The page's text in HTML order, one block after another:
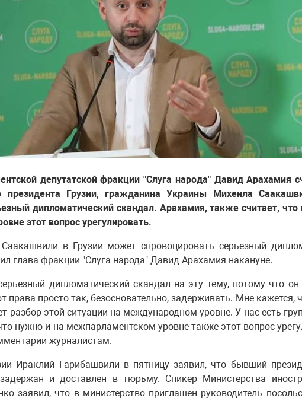
депутатской фракции "Слуга народа" Давид Арахамия
президента Грузии, гражданина Украины Михеила
дипломатический скандал. Арахамия, также считает,
этот вопрос урегулировать.
в Грузии может спровоцировать серьезный
глава фракции "Слуга народа" Давид Арахамия накануне.
дипломатический скандал на эту тему, потому что
права просто так, безосновательно, задерживать. Мне кажется,
разбор этой ситуации на международном уровне. У нас есть
нужно и на межпарламентском уровне также этот вопрос
журналистам.
Ираклий Гарибашвили в пятницу заявил, что бывший
и доставлен в тюрьму. Спикер Министерства
заявил, что в министерство приглашен руководитель